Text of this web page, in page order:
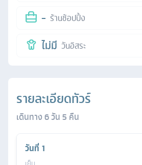
- ร้านช้อปปิ้ง
ไม่มี วันอิสระ
รายละเอียดทัวร์
เดินทาง6วัน5 คืน
วันที่ 1